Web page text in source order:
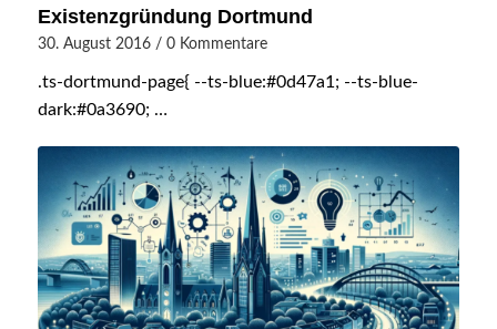
Existenzgründung Dortmund
30. August 2016 / 0 Kommentare
.ts-dortmund-page{ --ts-blue:#0d47a1; --ts-blue-
dark:#0a3690; …